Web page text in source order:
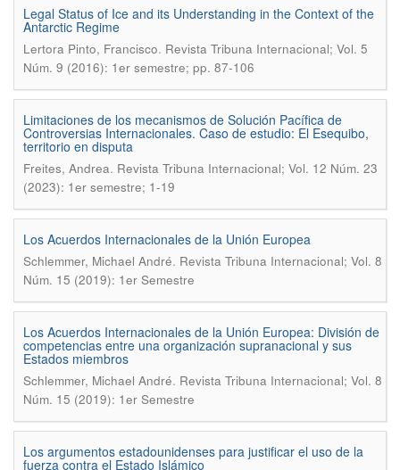
Legal Status of Ice and its Understanding in the Context of the
Antarctic Regime
Lertora Pinto, Francisco. Revista Tribuna Internacional; Vol. 5
Núm. 9 (2016): 1er semestre; pp. 87-106
Limitaciones de los mecanismos de Solución Pacífica de
Controversias Internacionales. Caso de estudio: El Esequibo,
territorio en disputa
Freites, Andrea. Revista Tribuna Internacional; Vol. 12 Núm. 23
(2023): 1er semestre; 1-19
Los Acuerdos Internacionales de la Unión Europea
Schlemmer, Michael André. Revista Tribuna Internacional; Vol. 8
Núm. 15 (2019): 1er Semestre
Los Acuerdos Internacionales de la Unión Europea: División de
competencias entre una organización supranacional y sus
Estados miembros
Schlemmer, Michael André. Revista Tribuna Internacional; Vol. 8
Núm. 15 (2019): 1er Semestre
Los argumentos estadounidenses para justificar el uso de la
fuerza contra el Estado Islámico